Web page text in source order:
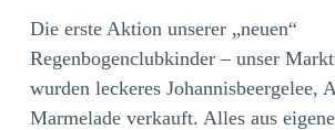
Die erste Aktion unserer „neuen“
Regenbogenclubkinder – unser
wurden leckeres Johannisbeergelee,
Marmelade verkauft. Alles aus